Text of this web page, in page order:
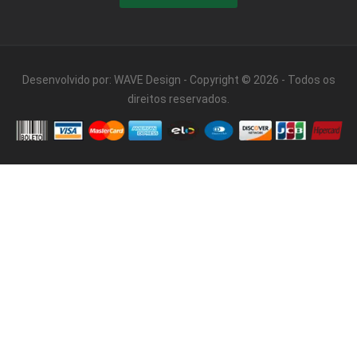
Desenvolvido por: WAVE Design - Copyright © 2026 - Todos os
direitos reservados.